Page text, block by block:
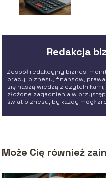
Redakcja
Zespół redakcyjny biznes-
pracy, biznesu, finansów,
się naszą wiedzą z
złożone zagadnienia w
świat biznesu, by każdy mógł
Może Cię również